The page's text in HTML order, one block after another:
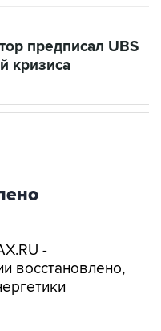
предписал UBS
кризиса
-
восстановлено,